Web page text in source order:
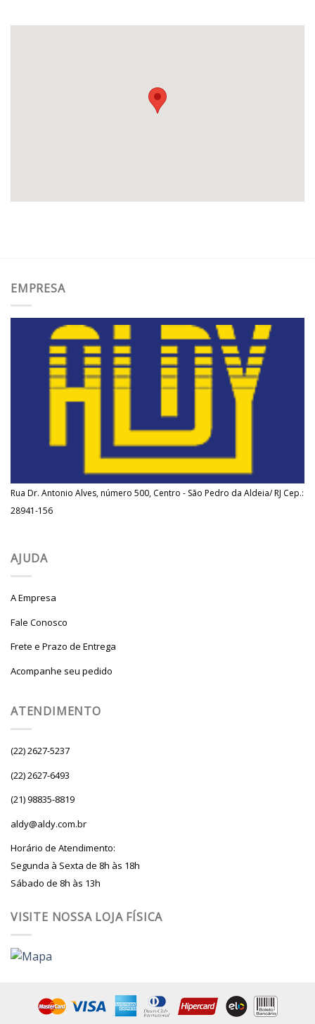
EMPRESA
Rua Dr. Antonio Alves, número 500, Centro - São Pedro da Aldeia/ RJ Cep.:
28941-156
AJUDA
A Empresa
Fale Conosco
Frete e Prazo de Entrega
Acompanhe seu pedido
ATENDIMENTO
(22) 2627-5237
(22) 2627-6493
(21) 98835-8819
aldy@aldy.com.br
Horário de Atendimento:
Segunda à Sexta de 8h às 18h
Sábado de 8h às 13h
VISITE NOSSA LOJA FÍSICA